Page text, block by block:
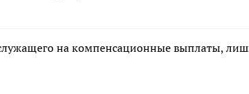
на компенсационные выплаты,